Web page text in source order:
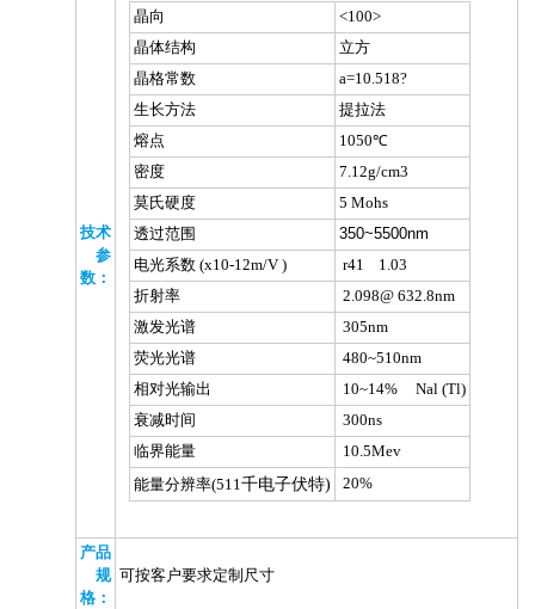
技术
参
数：
晶向
<100>
晶体结构
立方
晶格常数
a=10.518?
生长方法
提拉法
熔点
1050℃
密度
7.12g/cm3
莫氏硬度
5 Mohs
透过范围
350~5500nm
电光系数 (x10-12m/V ) r41 1.03
折射率
2.098@ 632.8nm
激发光谱
305nm
荧光光谱
480~510nm
相对光输出
10~14% Nal (Tl)
衰减时间
300ns
临界能量
10.5Mev
能量分辨率(511千电子伏特) 20%
产品
规
格：
可按客户要求定制尺寸